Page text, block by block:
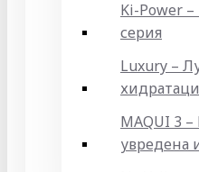
Ki-Power
серия
Luxury –
MAQUI 3 –
увредена